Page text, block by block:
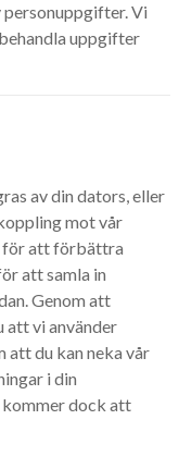
Vi
uppgifter
av din dators, eller
mot vår
för att förbättra
att samla in
Genom att
att vi använder
att du kan neka vår
i din
kommer dock att